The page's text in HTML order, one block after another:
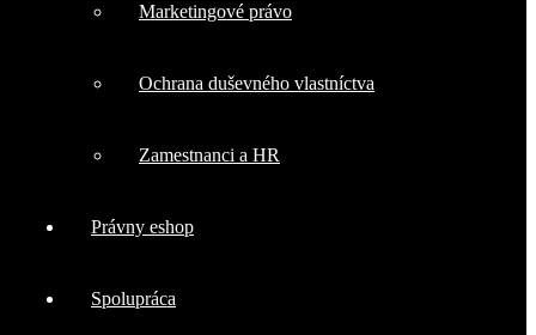
Marketingové právo
Ochrana duševného vlastníctva
Zamestnanci a HR
Právny eshop
Spolupráca